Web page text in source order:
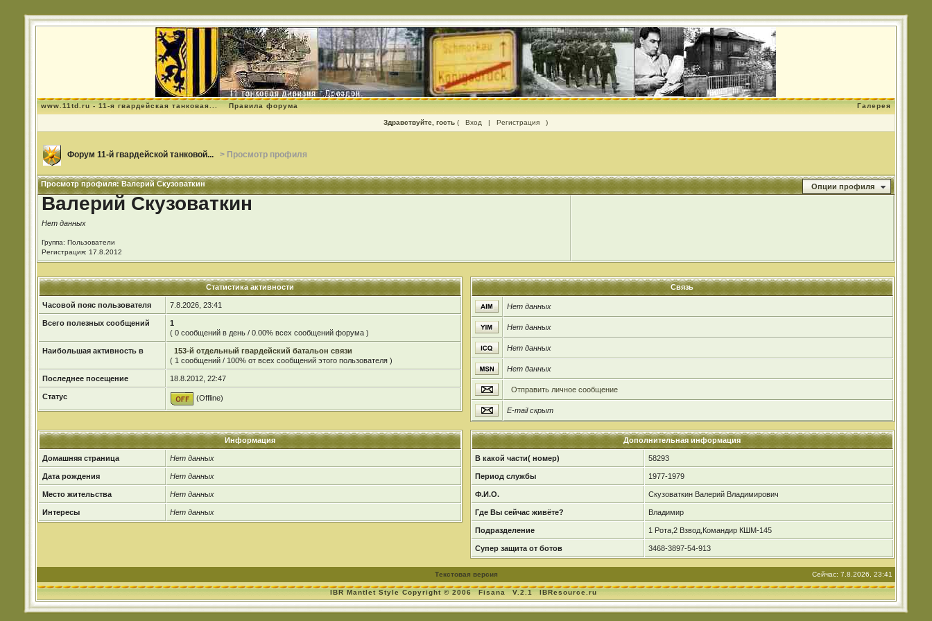
www.11td.ru - 11-я гвардейская танковая... Правила форума Галерея
Здравствуйте, гость ( Вход | Регистрация )
Форум 11-й гвардейской танковой... > Просмотр профиля
Опции профиля
Просмотр профиля: Валерий Скузоваткин
Валерий Скузоваткин
Нет данных
Группа: Пользователи
Регистрация: 17.8.2012
Статистика активности
Часовой пояс пользователя 7.8.2026, 23:41
Всего полезных сообщений
1
( 0 сообщений в день / 0.00% всех сообщений форума )
Наибольшая активность в
153-й отдельный гвардейский батальон связи
( 1 сообщений / 100% от всех сообщений этого пользователя )
Последнее посещение 18.8.2012, 22:47
Статус (Offline)
Связь
Нет данных
Нет данных
Нет данных
Нет данных
Отправить личное сообщение
E-mail скрыт
Информация
Домашняя страница Нет данных
Дата рождения Нет данных
Место жительства Нет данных
Интересы Нет данных
Дополнительная информация
В какой части( номер) 58293
Период службы 1977-1979
Ф.И.О. Скузоваткин Валерий Владимирович
Где Вы сейчас живёте? Владимир
Подразделение 1 Рота,2 Взвод,Командир КШМ-145
Супер защита от ботов 3468-3897-54-913
Текстовая версия Сейчас: 7.8.2026, 23:41
IBR Mantlet Style Copyright © 2006 Fisana V.2.1 IBResource.ru